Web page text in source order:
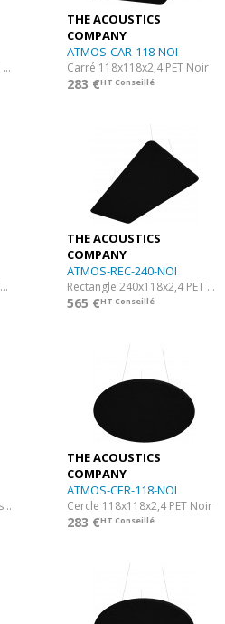
Carré 118x118x2,4 PET Gris ardoise
THE ACOUSTICS
COMPANY
ATMOS-CAR-118-NOI
Carré 118x118x2,4 PET Noir
283 €HT Conseillé
Rectangle 240x118x2,4 PET Gris ardoise
THE ACOUSTICS
COMPANY
ATMOS-REC-240-NOI
Rectangle 240x118x2,4 PET Noir
565 €HT Conseillé
Cercle 118x118x2,4 PET Gris ardoise
THE ACOUSTICS
COMPANY
ATMOS-CER-118-NOI
Cercle 118x118x2,4 PET Noir
283 €HT Conseillé